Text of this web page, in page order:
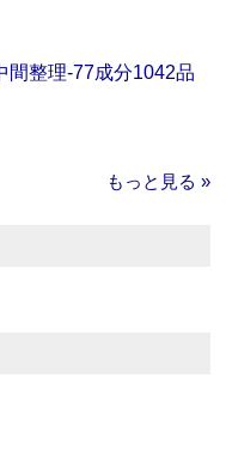
間整理‐77成分1042品
もっと見る »